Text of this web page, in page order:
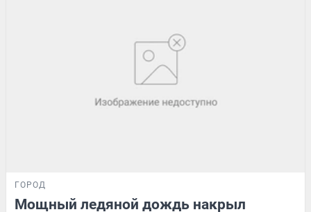
ГОРОД
Мощный ледяной дождь накрыл